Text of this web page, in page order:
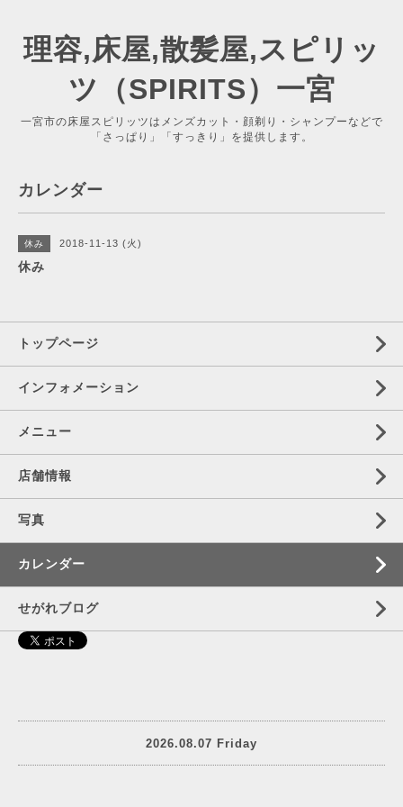
理容,床屋,散髪屋,スピリッ
ツ（SPIRITS）一宮
一宮市の床屋スピリッツはメンズカット・顔剃り・シャンプーなどで
「さっぱり」「すっきり」を提供します。
カレンダー
休み 2018-11-13 (火)
休み
トップページ
インフォメーション
メニュー
店舗情報
写真
カレンダー
せがれブログ
2026.08.07 Friday